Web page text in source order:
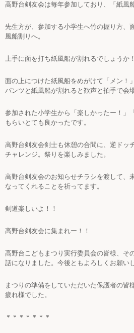
高野台剣友会は毎年参加しており、「紙風
先生方が、参加する小学生へ竹の握り方、
風船割りへ。
上手に面を打ち紙風船が割れるでしょうか
面の上につけた紙風船をめがけて「メン！
パンツと紙風船が割れると歓声と拍手で会
参加された小学生から「楽しかったー！」
もらいとても良かったです。
高野台剣友会剣士も休憩の合間に、逆ドッ
チャレンジ。祭りを楽しみました。
高野台剣友会のお知らせチラシを渡して、
なってくれることを祈ってます。
剣道楽しいよ！！
高野台剣友会に集まれー！！
高野台こどもまつり実行委員会の皆様、そ
話になりました。今後ともよろしくお願い
まつりの準備をしていただいた保護者の皆
疲れ様でした。
＊＊＊＊＊＊＊